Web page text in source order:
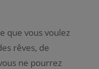
que vous voulez
rêves, de
ne pourrez